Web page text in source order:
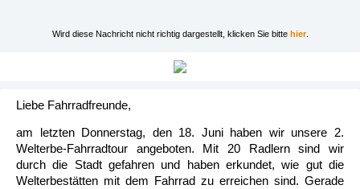
Wird diese Nachricht nicht richtig dargestellt, klicken Sie bitte hier.
Liebe Fahrradfreunde,
am letzten Donnerstag, den 18. Juni haben wir unsere 2.
Welterbe-Fahrradtour angeboten. Mit 20 Radlern sind wir
durch die Stadt gefahren und haben erkundet, wie gut die
Welterbestätten mit dem Fahrrad zu erreichen sind. Gerade